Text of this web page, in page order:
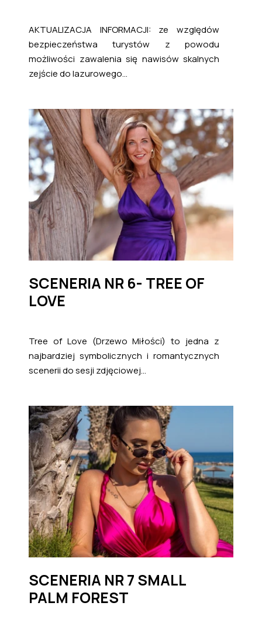
AKTUALIZACJA INFORMACJI: ze względów
bezpieczeństwa turystów z powodu
możliwości zawalenia się nawisów skalnych
zejście do lazurowego...
SCENERIA NR 6- TREE OF
LOVE
Tree of Love (Drzewo Miłości) to jedna z
najbardziej symbolicznych i romantycznych
scenerii do sesji zdjęciowej...
SCENERIA NR 7 SMALL
PALM FOREST